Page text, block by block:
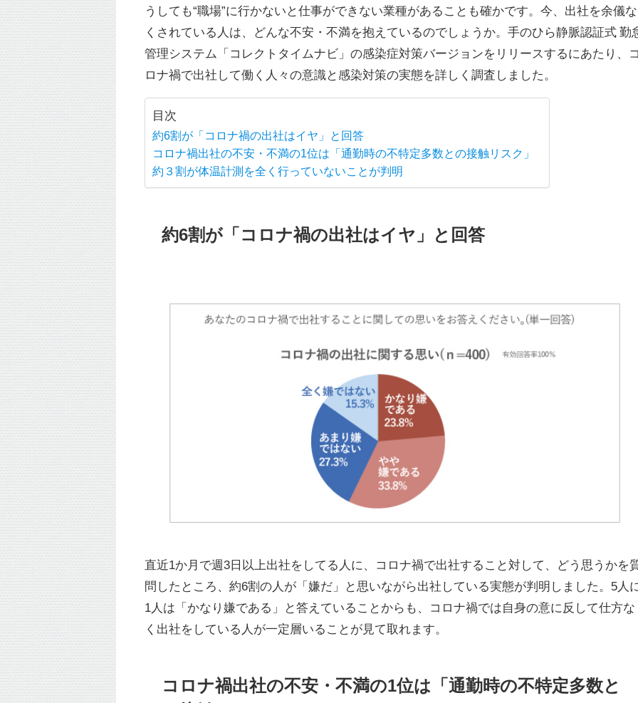
うしても“職場”に行かないと仕事ができない業種があることも確かです。今、出社を余儀な
くされている人は、どんな不安・不満を抱えているのでしょうか。手のひら静脈認証式 勤
管理システム「コレクトタイムナビ」の感染症対策バージョンをリリースするにあたり、
ロナ禍で出社して働く人々の意識と感染対策の実態を詳しく調査しました。
目次
約6割が「コロナ禍の出社はイヤ」と回答
コロナ禍出社の不安・不満の1位は「通勤時の不特定多数との接触リスク」
約３割が体温計測を全く行っていないことが判明
約6割が「コロナ禍の出社はイヤ」と回答
直近1か月で週3日以上出社をしてる人に、コロナ禍で出社すること対して、どう思うかを
問したところ、約6割の人が「嫌だ」と思いながら出社している実態が判明しました。5人
1人は「かなり嫌である」と答えていることからも、コロナ禍では自身の意に反して仕方な
く出社をしている人が一定層いることが見て取れます。
コロナ禍出社の不安・不満の1位は「通勤時の不特定多数と